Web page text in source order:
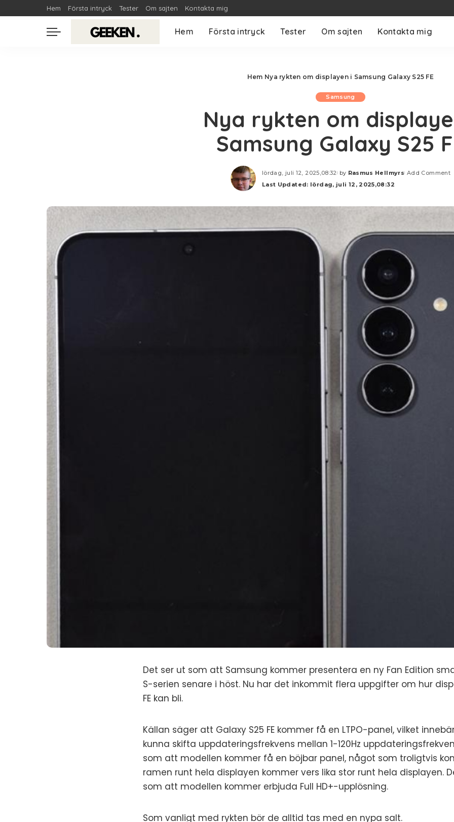
Hem Första intryck Tester Om sajten Kontakta mig
Hem Första intryck Tester Om sajten Kontakta mig
Hem Nya rykten om displayen i Samsung Galaxy S25 FE
Samsung
Nya rykten om
Samsung Galaxy S25
lördag, juli 12, 2025,08:32
Posted
by
by Rasmus Hellmyrs Add Comment
Last Updated: lördag, juli 12, 2025,08:32
Det ser ut som att Samsung kommer presentera en ny Fan Edition
S-serien senare i höst. Nu har det inkommit flera uppgifter om hur
FE kan bli.
Källan säger att Galaxy S25 FE kommer få en LTPO-panel, vilket
kunna skifta uppdateringsfrekvens mellan 1-120Hz
som att modellen kommer få en böjbar panel, något som troligtvis
ramen runt hela displayen kommer vers lika stor runt hela displayen.
som att modellen kommer erbjuda Full HD+-upplösning.
Som vanligt med rykten bör de alltid tas med en nypa salt.